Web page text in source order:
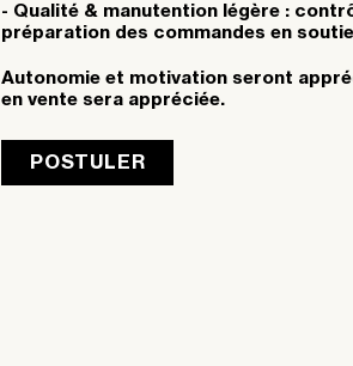
- Qualité & manutention légère :
préparation des commandes en
Autonomie et motivation seront
en vente sera appréciée.
POSTULER